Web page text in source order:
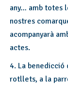
any… amb totes
nostres
acompanyarà
actes.
4. La
rotllets, a la